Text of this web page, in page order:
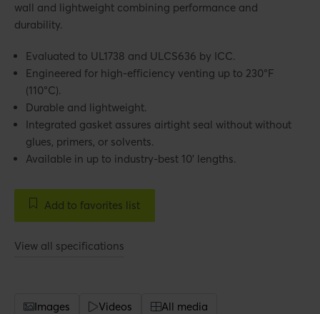
wall and lightweight combining performance and
durability.
Evaluated to UL1738 and ULCS636 by ICC.
Engineered for high-efficiency venting up to 230°F
(110°C).
Durable and lightweight.
Integrated gasket assures airtight seal without without
glues, primers, or solvents.
Available in up to industry-best 10' lengths.
Add to favorites list
View all specifications
Images Videos All media